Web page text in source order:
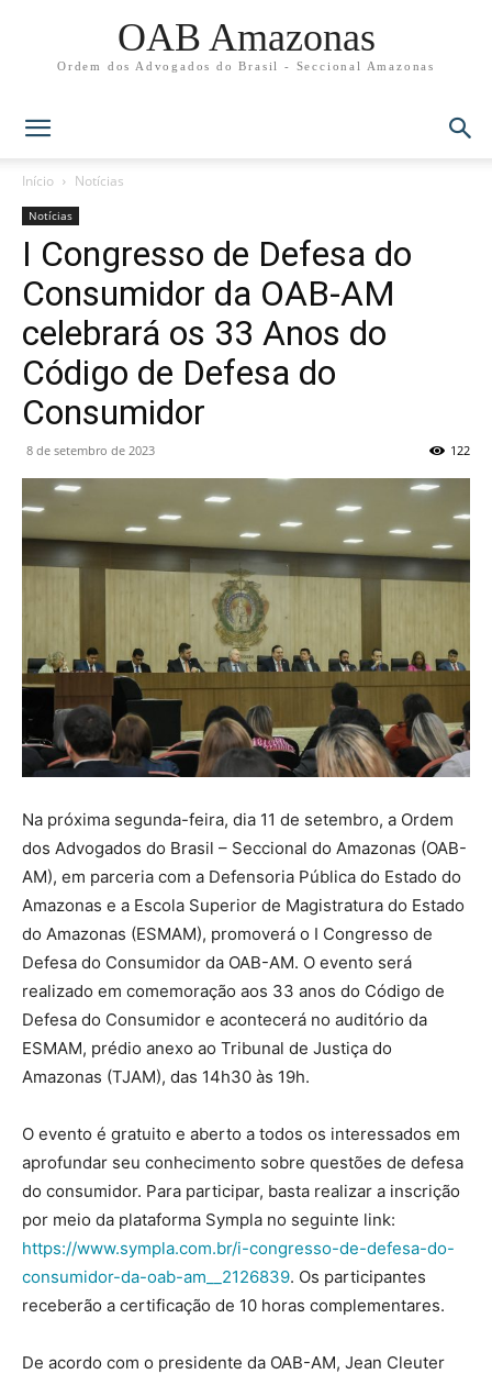
OAB Amazonas
Ordem dos Advogados do Brasil - Seccional Amazonas
Início Notícias
Notícias
I Congresso de Defesa do
Consumidor da OAB-AM
celebrará os 33 Anos do
Código de Defesa do
Consumidor
8 de setembro de 2023 122
Na próxima segunda-feira, dia 11 de setembro, a Ordem
dos Advogados do Brasil – Seccional do Amazonas (OAB-
AM), em parceria com a Defensoria Pública do Estado do
Amazonas e a Escola Superior de Magistratura do Estado
do Amazonas (ESMAM), promoverá o I Congresso de
Defesa do Consumidor da OAB-AM. O evento será
realizado em comemoração aos 33 anos do Código de
Defesa do Consumidor e acontecerá no auditório da
ESMAM, prédio anexo ao Tribunal de Justiça do
Amazonas (TJAM), das 14h30 às 19h.
O evento é gratuito e aberto a todos os interessados em
aprofundar seu conhecimento sobre questões de defesa
do consumidor. Para participar, basta realizar a inscrição
por meio da plataforma Sympla no seguinte link:
https://www.sympla.com.br/i-congresso-de-defesa-do-
consumidor-da-oab-am__2126839. Os participantes
receberão a certificação de 10 horas complementares.
De acordo com o presidente da OAB-AM, Jean Cleuter